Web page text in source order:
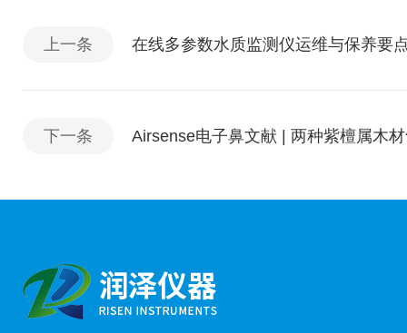
上一条 在线多参数水质监测仪运维与保养要
下一条 Airsense电子鼻文献 | 两种紫檀属木